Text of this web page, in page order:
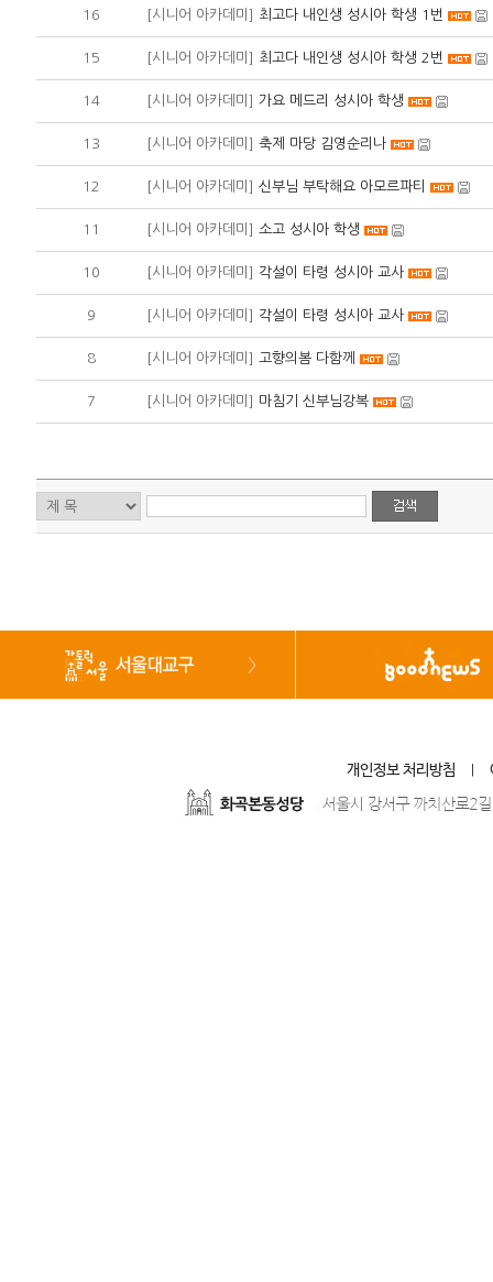
16 [시니어 아카데미] 최고다 내인생 성시아 학생 1번
15 [시니어 아카데미] 최고다 내인생 성시아 학생 2번
14 [시니어 아카데미] 가요 메드리 성시아 학생
13 [시니어 아카데미] 축제 마당 김영순리나
12 [시니어 아카데미] 신부님 부탁해요 아모르파티
11 [시니어 아카데미] 소고 성시아 학생
10 [시니어 아카데미] 각설이 타령 성시아 교사
9 [시니어 아카데미] 각설이 타령 성시아 교사
8 [시니어 아카데미] 고향의봄 다함께
7 [시니어 아카데미] 마침기 신부님강복
개인정보 처리방침